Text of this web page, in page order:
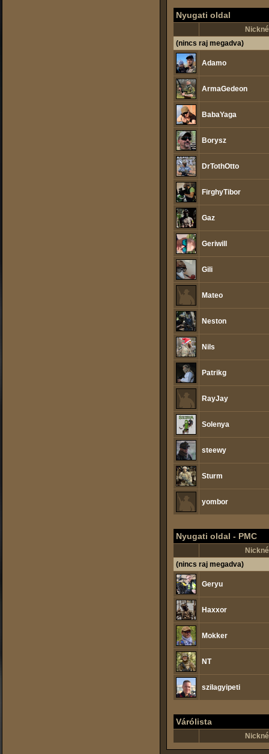
Nyugati oldal
(nincs raj megadva)
Adamo
ArmaGedeon
BabaYaga
Borysz
DrTothOtto
FirghyTibor
Gaz
Geriwill
Gili
Mateo
Neston
Nils
Patrikg
RayJay
Solenya
steewy
Sturm
yombor
Nyugati oldal - PMC
(nincs raj megadva)
Geryu
Haxxor
Mokker
NT
szilagyipeti
Várólista